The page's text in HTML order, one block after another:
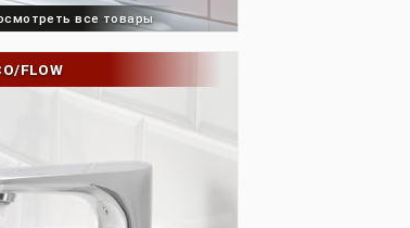
Посмотреть все товары